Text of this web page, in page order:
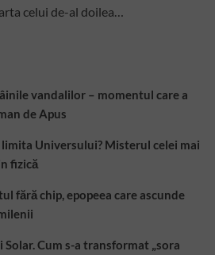
celui de-al doilea…
vandalilor – momentul care a
de Apus
Universului? Misterul celei mai
fizică
fără chip, epopeea care ascunde
Cum s-a transformat „sora